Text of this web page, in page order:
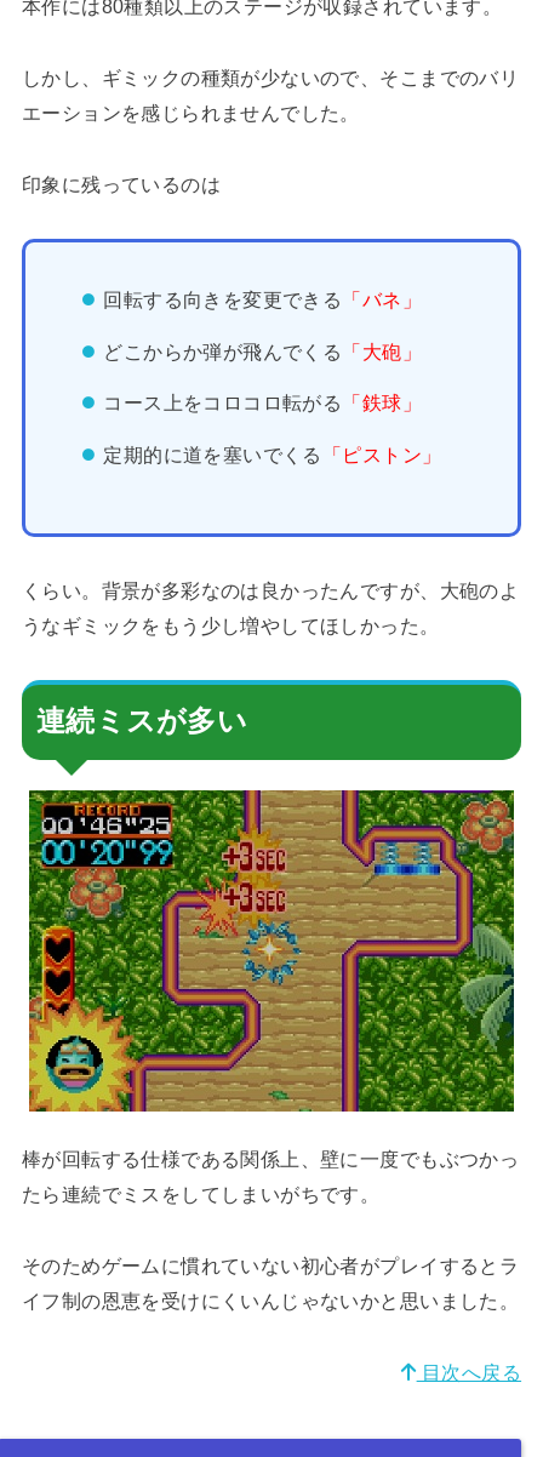
本作には80種類以上のステージが収録されています。
しかし、ギミックの種類が少ないので、そこまでのバリ
エーションを感じられませんでした。
印象に残っているのは
回転する向きを変更できる 「バネ」
どこからか弾が飛んでくる 「大砲」
コース上をコロコロ転がる 「鉄球」
定期的に道を塞いでくる 「ピストン」
くらい。背景が多彩なのは良かったんですが、大砲のよ
うなギミックをもう少し増やしてほしかった。
連続ミスが多い
棒が回転する仕様である関係上、壁に一度でもぶつかっ
たら連続でミスをしてしまいがちです。
そのためゲームに慣れていない初心者がプレイするとラ
イフ制の恩恵を受けにくいんじゃないかと思いました。
目次へ戻る